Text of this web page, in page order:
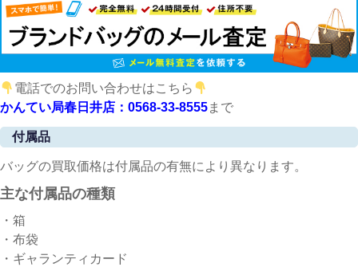
電話でのお問い合わせはこちら
かんてい局春日井店：0568-33-8555まで
付属品
バッグの買取価格は付属品の有無により異なります。
主な付属品の種類
・箱
・布袋
・ギャランティカード